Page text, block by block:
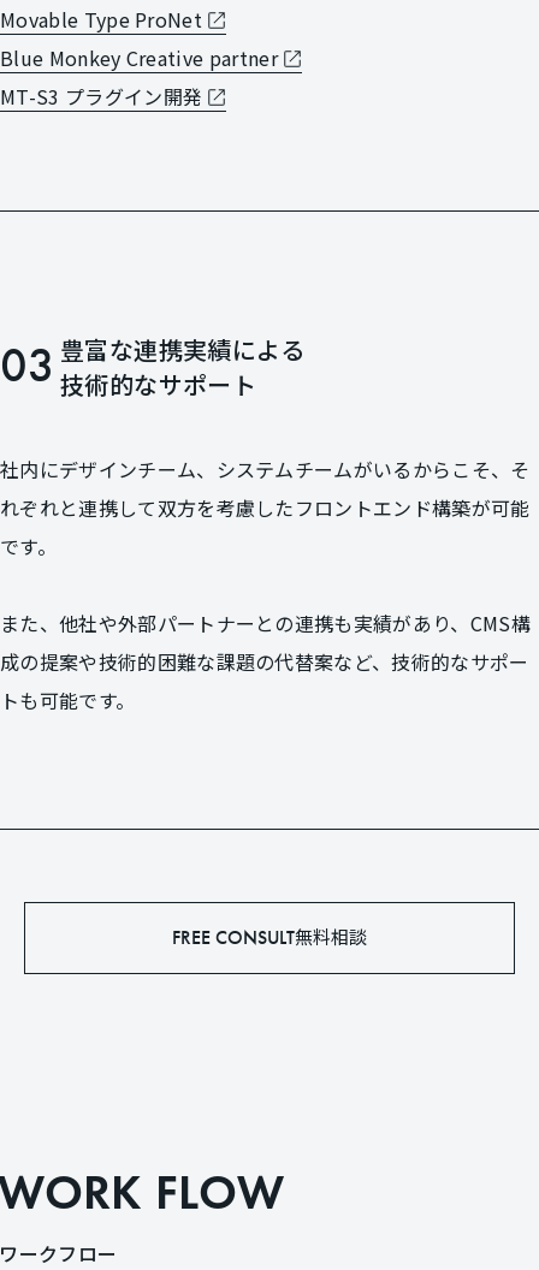
Movable Type ProNet
Blue Monkey Creative partner
MT-S3 プラグイン開発
03 豊富な連携実績による
技術的なサポート
社内にデザインチーム、システムチームがいるからこそ、 そ
れぞれと連携して双方を考慮したフロントエンド構築が可能
です。
また、他社や外部パートナーとの連携も実績があり、 CMS構
成の提案や技術的困難な課題の代替案など、技術的なサポー
トも可能です。
FREE CONSULT無料相談
ORK FLOW
ワークフ ロー